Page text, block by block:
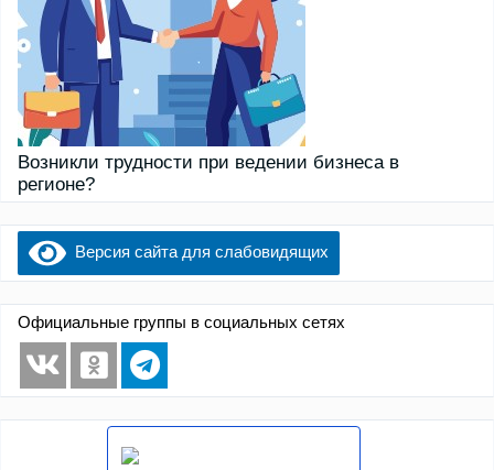
Возникли трудности при ведении бизнеса в
регионе?
Версия сайта для слабовидящих
Официальные группы в социальных сетях